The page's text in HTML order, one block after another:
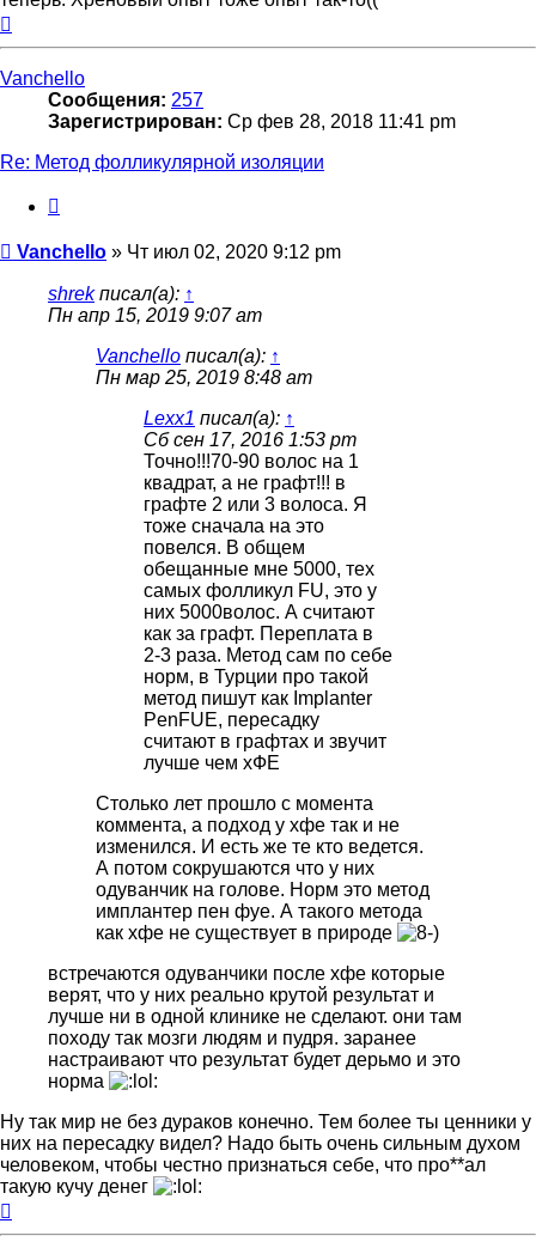
Vanchello
Сообщения: 257
Зарегистрирован: Ср фев 28, 2018 11:41 pm
Re: Метод фолликулярной изоляции
Сообщение
Vanchello » Чт июл 02, 2020 9:12 pm
shrekписал(а): ↑
Пн апр 15, 2019 9:07 am
Vanchello писал(а): ↑
Пн мар 25, 2019 8:48 am
Lexx1 писал(а): ↑
Сб сен 17, 2016 1:53 pm
Точно!!!70-90 волос на 1
квадрат, а не графт!!! в
графте 2 или 3 волоса. Я
тоже сначала на это
повелся. В общем
обещанные мне 5000, тех
самых фолликул FU, это у
них 5000волос. А считают
как за графт. Переплата в
2-3 раза. Метод сам по себе
норм, в Турции про такой
метод пишут как Imрlanter
PenFUЕ, пересадку
считают в графтах и звучит
лучше чем хФЕ
Столько лет прошло с момента
коммента, а подход у хфе так и не
изменился. И есть же те кто ведется.
А потом сокрушаются что у них
одуванчик на голове. Норм это метод
имплантер пен фуе. А такого метода
как хфе не существует в природе
встречаются одуванчики после хфе которые
верят, что у них реально крутой результат и
лучше ни в одной клинике не сделают. они там
походу так мозги людям и пудря. заранее
настраивают что результат будет дерьмо и это
норма
Ну так мир не без дураков конечно. Тем более ты ценники у
них на пересадку видел? Надо быть очень сильным духом
человеком, чтобы честно признаться себе, что про**ал
такую кучу денег